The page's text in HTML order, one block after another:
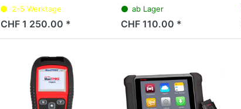
Steuergeräte, Service-
Intervalle, Elektrische-Park-
Bremse etc.
2-5 Werktage
CHF 1 250.00 *
mehrsprachigen Menü
ab Lager
CHF 110.00 *